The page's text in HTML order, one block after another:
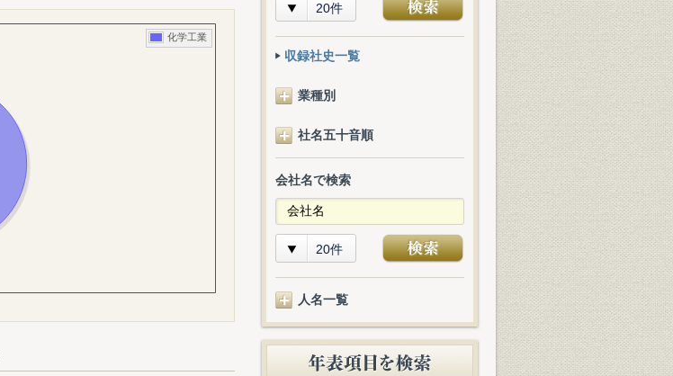
20件
収録社史一覧
業種別
社名五十音順
会社名で検索
20件
人名一覧